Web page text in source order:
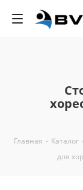
Главная - Каталог -
для